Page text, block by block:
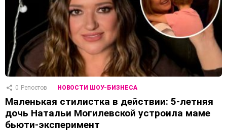
0 Репостов НОВОСТИ ШОУ-БИЗНЕСА
Маленькая стилистка в действии: 5-летняя
дочь Натальи Могилевской устроила маме
бьюти-эксперимент